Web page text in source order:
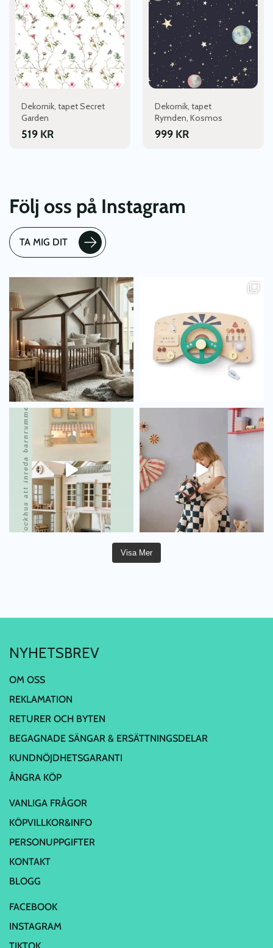
Dekornik, tapet Secret
Garden
519 KR
Dekornik, tapet
Rymden, Kosmos
999 KR
Följ oss på Instagram
TA MIG DIT
Visa Mer
NYHETSBREV
OM OSS
REKLAMATION
RETURER OCH BYTEN
BEGAGNADE SÄNGAR & ERSÄTTNINGSDELAR
KUNDNÖJDHETSGARANTI
ÅNGRA KÖP
VANLIGA FRÅGOR
KÖPVILLKOR&INFO
PERSONUPPGIFTER
KONTAKT
BLOGG
FACEBOOK
INSTAGRAM